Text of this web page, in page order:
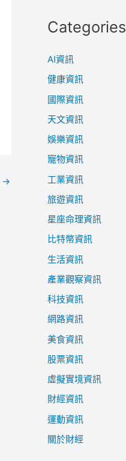
→
Categories
AI資訊
健康資訊
國際資訊
天文資訊
娛樂資訊
寵物資訊
工業資訊
旅遊資訊
星座命理資訊
比特幣資訊
生活資訊
產業觀察資訊
科技資訊
網路資訊
美食資訊
股票資訊
虛擬實境資訊
財經資訊
運動資訊
關於財經